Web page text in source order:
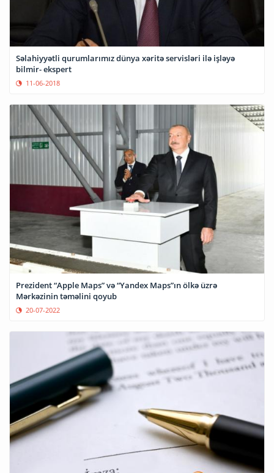
Səlahiyyətli qurumlarımız dünya xəritə servisləri ilə işləyə
bilmir- ekspert
11-06-2018
Prezident “Apple Maps” və “Yandex Maps”ın ölkə üzrə
Mərkəzinin təməlini qoyub
20-07-2022